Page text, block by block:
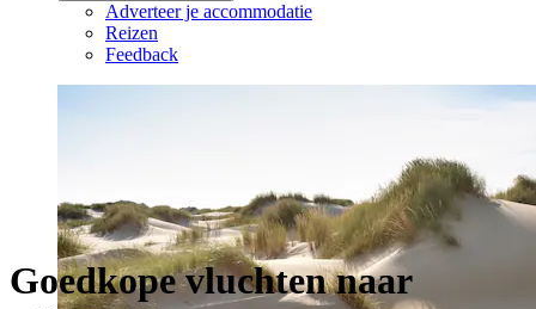
Adverteer je accommodatie
Reizen
Feedback
Goedkope vluchten naar